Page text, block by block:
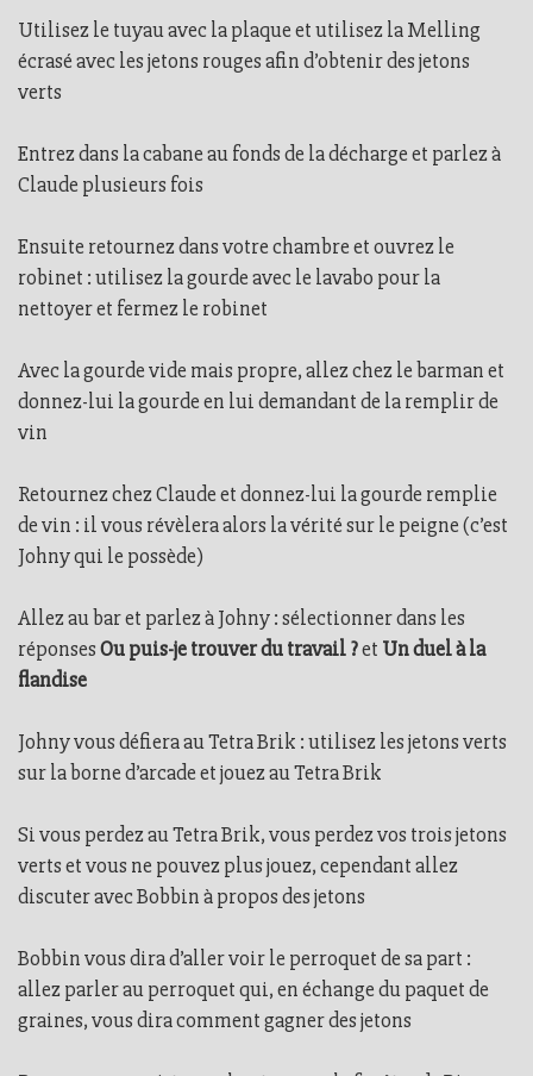
Utilisez le tuyau avec la plaque et utilisez la Melling
écrasé avec les jetons rouges afin d’obtenir des jetons
verts
Entrez dans la cabane au fonds de la décharge et parlez à
Claude plusieurs fois
Ensuite retournez dans votre chambre et ouvrez le
robinet : utilisez la gourde avec le lavabo pour la
nettoyer et fermez le robinet
Avec la gourde vide mais propre, allez chez le barman et
donnez-lui la gourde en lui demandant de la remplir de
vin
Retournez chez Claude et donnez-lui la gourde remplie
de vin : il vous révèlera alors la vérité sur le peigne (c’est
Johny qui le possède)
Allez au bar et parlez à Johny : sélectionner dans les
réponsesOu puis-je trouver du travail ?et Un duel à la
flandise
Johny vous défiera au Tetra Brik : utilisez les jetons verts
sur la borne d’arcade et jouez au Tetra Brik
Si vous perdez au Tetra Brik, vous perdez vos trois jetons
verts et vous ne pouvez plus jouez, cependant allez
discuter avec Bobbin à propos des jetons
Bobbin vous dira d’aller voir le perroquet de sa part :
allez parler au perroquet qui, en échange du paquet de
graines, vous dira comment gagner des jetons